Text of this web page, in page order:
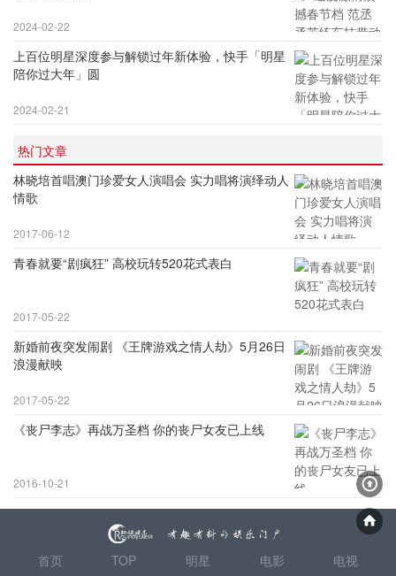
2024-02-22
上百位明星深度参与解锁过年新体验，快手「明星
陪你过大年」圆
2024-02-21
热门文章
林晓培首唱澳门珍爱女人演唱会 实力唱将演绎动人
情歌
2017-06-12
青春就要“剧疯狂” 高校玩转520花式表白
2017-05-22
新婚前夜突发闹剧 《王牌游戏之情人劫》5月26日
浪漫献映
2017-05-22
《丧尸李志》再战万圣档 你的丧尸女友已上线
2016-10-21
首页 TOP 明星 电影 电视